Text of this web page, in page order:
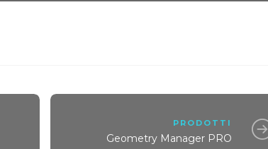
PRODOTTI
Geometry Manager PRO